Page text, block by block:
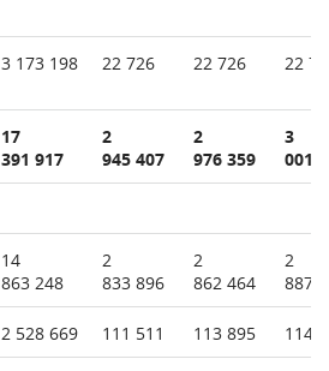
3 173 198 22 726 22 726 22
17
391 917
2
945 407
2
976 359
3
001
14
863 248
2
833 896
2
862 464
2
887
2 528 669 111 511 113 895 114